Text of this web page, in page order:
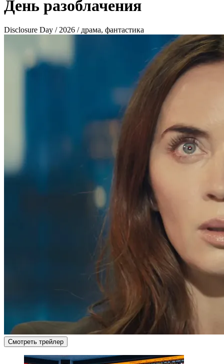
День разоблачения
Disclosure Day / 2026 / драма, фантастика
Смотреть трейлер